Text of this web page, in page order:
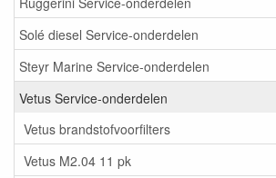
Solé diesel Service-onderdelen
Steyr Marine Service-onderdelen
Vetus Service-onderdelen
Vetus brandstofvoorfilters
Vetus M2.04 11 pk